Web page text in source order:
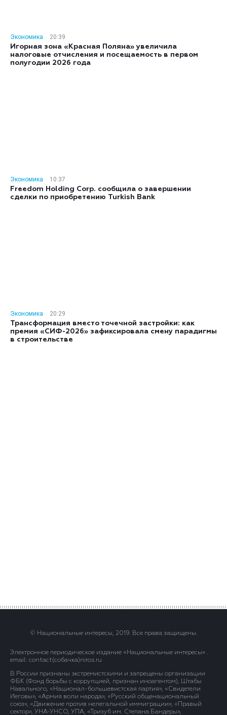
Экономика
20:39
Игорная зона «Красная Поляна» увеличила
налоговые отчисления и посещаемость в первом
полугодии 2026 года
Экономика
10:37
Freedom Holding Corp. сообщила о завершении
сделки по приобретению Turkish Bank
Экономика
20:29
Трансформация вместо точечной застройки: как
премия «СИФ-2026» зафиксировала смену парадигмы
в строительстве
© Национальные интересы, 2019. Все права защищены.
Электронное периодическое издание «Национальные интересы» .
email: contact(сoбaчка)niros.ru
В России признаны экстремистскими и запрещены организации
ФБК (Фонд борьбы с коррупцией, признан иноагентом), Штабы
Навального, «Национал-большевистская партия», «Свидетели
Иеговы», «Армия воли народа», «Русский общенациональный
союз», «Движение против нелегальной иммиграции», «Правый
сектор», УНА-УНСО, УПА, «Тризуб им. Степана Бандеры»,